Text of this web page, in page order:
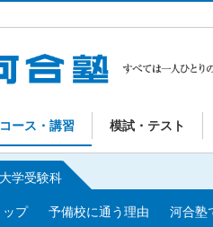
コース・講習 模試・テスト
大学受験科
ップ 予備校に通う理由 河合塾